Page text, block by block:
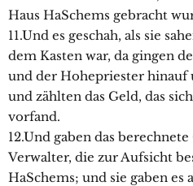
Haus HaSchems gebracht
11.Und es geschah, als sie
dem Kasten war, da gingen
und der Hohepriester hinauf
und zählten das Geld, das
vorfand.
12.Und gaben das
Verwalter, die zur Aufsicht
HaSchems; und sie gaben